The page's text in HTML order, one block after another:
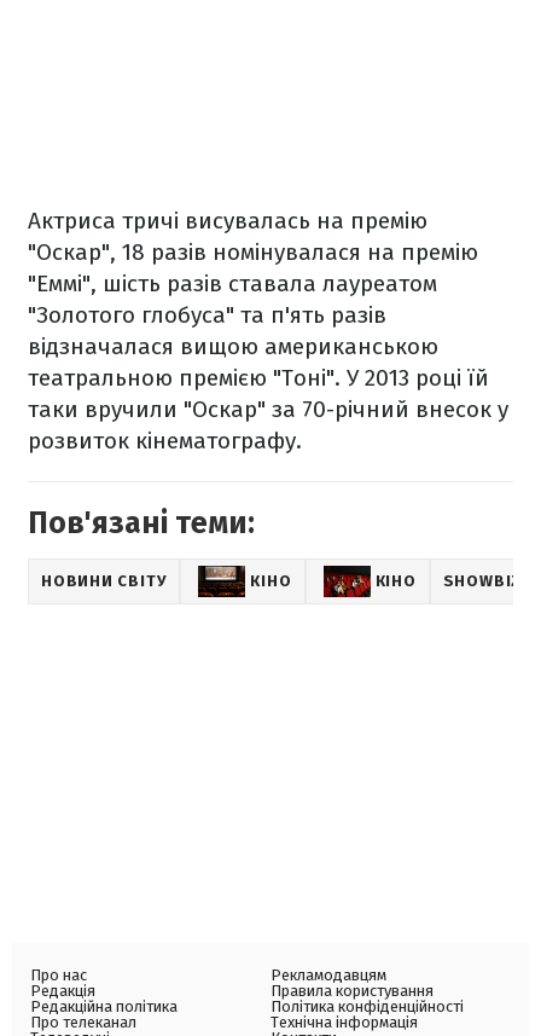
Актриса тричі висувалась на премію
"Оскар", 18 разів номінувалася на премію
"Еммі", шість разів ставала лауреатом
"Золотого глобуса" та п'ять разів
відзначалася вищою американською
театральною премією "Тоні". У 2013 році їй
таки вручили "Оскар" за 70-річний внесок у
розвиток кінематографу.
Пов'язані теми:
НОВИНИ СВІТУ КІНО КІНО SHOWBIZ
Про нас
Редакція
Редакційна політика
Про телеканал
Рекламодавцям
Правила користування
Політика конфіденційності
Технічна інформація